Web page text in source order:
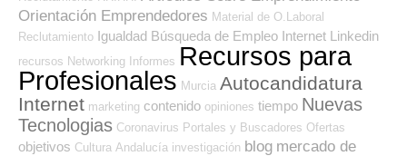
Orientación Emprendedores Material de O.Laboral
Reclutamiento Igualdad Búsqueda de Empleo Internet Linkedin
recursos Networking Informes Recursos para
Profesionales Murcia Autocandidatura
Internet marketing contenido opiniones tiempo Nuevas
Tecnologias Coronavirus Portales y Buscadores Ofertas
objetivos Cultura Andalucía investigación blog mercado de